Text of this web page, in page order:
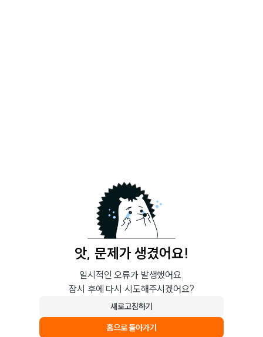
앗, 문제가 생겼어요!
일시적인 오류가 발생했어요.
잠시 후에 다시 시도해주시겠어요?
새로고침하기
홈으로 돌아가기